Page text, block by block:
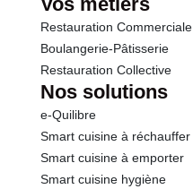
Restauration Commerciale
Boulangerie-Pâtisserie
Restauration Collective
Nos solutions
e-Quilibre
Smart cuisine à réchauffer
Smart cuisine à emporter
Smart cuisine hygiène